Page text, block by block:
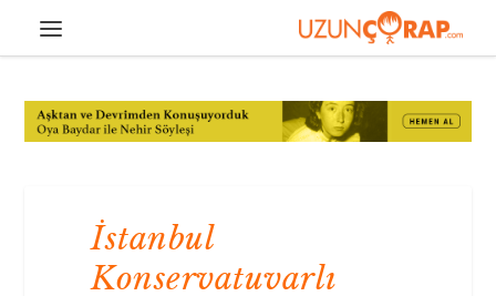
İstanbul
Konservatuvarlı